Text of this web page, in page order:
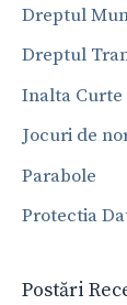
Dreptul
Dreptul
Inalta Curte
Jocuri de
Parabole
Protectia
Postări